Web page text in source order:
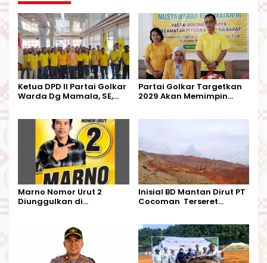
Ketua DPD II Partai Golkar
Warda Dg Mamala, SE,
Kecamatan Petbar
Partai Golkar Targetkan
2029 Akan Memimpin
Marno Nomor Urut 2
Diunggulkan di
Harapan Warga
Inisial BD Mantan Dirut PT
Cocoman Terseret
Kalimantan Barat